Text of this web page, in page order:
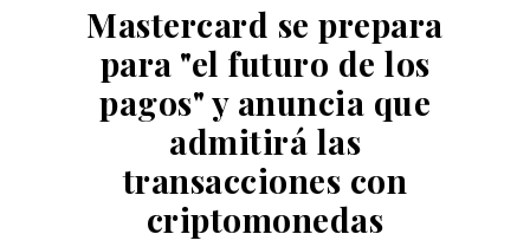
Mastercard se prepara
para "el futuro de los
pagos" y anuncia que
admitirá las
transacciones con
criptomonedas